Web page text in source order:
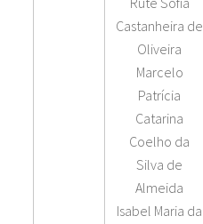
Castanheira de
Oliveira
Marcelo
Patrícia
Catarina
Coelho da
Silva de
Almeida
Isabel Maria da